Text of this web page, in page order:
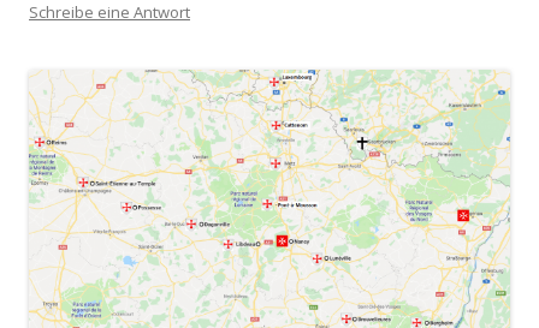
Schreibe eine Antwort